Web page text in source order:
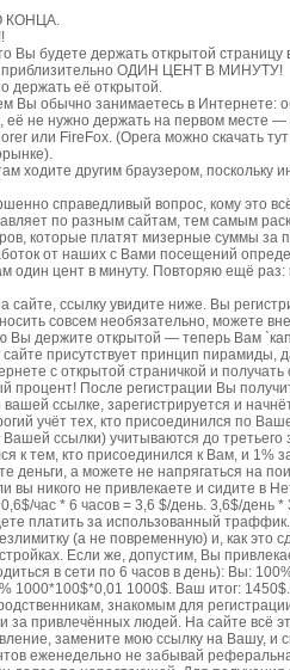
будете держать открытой страницу
приблизительно ОДИН ЦЕНТ В МИНУТУ!
держать её открытой.
обычно занимаетесь в Интернете:
её не нужно держать на первом месте
или FireFox. (Opera можно скачать
другим браузером, поскольку
справедливый вопрос, кому это всё
по разным сайтам, тем самым
которые платят мизерные суммы за
от наших с Вами посещений
один цент в минуту. Повторяю ещё
ссылку увидите ниже. Вы
совсем необязательно,
Вы держите открытой — теперь Вам
присутствует принцип
с открытой страничкой и
После регистрации Вы
ссылке, зарегистрируется и
учёт тех, кто присоединился по
ссылки) учитываются до третьего
к тем, кто присоединился к Вам, и 1%
деньги, а можете не напрягаться на
вы никого не привлекаете и сидите в
* 6 часов = 3,6 $/день. 3,6$/день *
платить за использованный
(а не повременную) и, как это
Если же, допустим, Вы
в сети по 6 часов в день): Вы:
1000*100$*0,01 1000$. Ваш итог:
знакомым для
привлечённых людей. На сайте всё
замените мою ссылку на Вашу, и
еженедельно не забывай